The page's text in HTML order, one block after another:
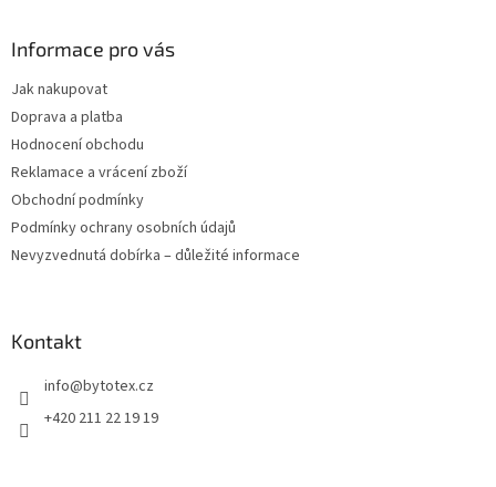
Informace pro vás
Jak nakupovat
Doprava a platba
Hodnocení obchodu
Reklamace a vrácení zboží
Obchodní podmínky
Podmínky ochrany osobních údajů
Nevyzvednutá dobírka – důležité informace
Kontakt
info@bytotex.cz
+420 211 22 19 19